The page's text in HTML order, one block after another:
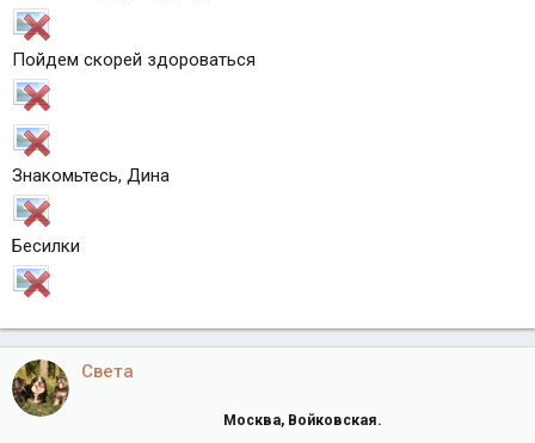
Пойдем скорей здороваться
Знакомьтесь, Дина
Бесилки
Света
Москва, Войковская.